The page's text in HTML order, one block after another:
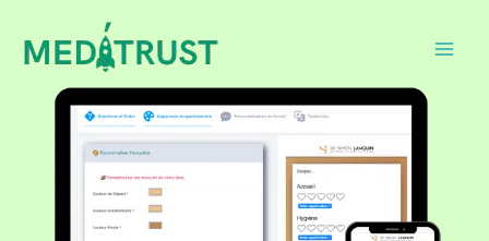
Inhalt
springen